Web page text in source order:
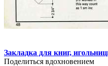
Закладка для книг,
Поделиться вдохновением